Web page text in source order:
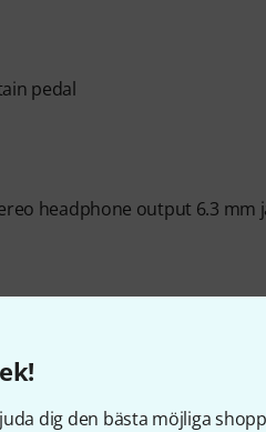
dig den bästa möjliga
pedal
headphone output 6.3 mm